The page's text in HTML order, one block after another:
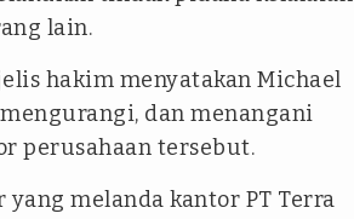
lain.
hakim menyatakan Michael
dan menangani
perusahaan tersebut.
melanda kantor PT Terra